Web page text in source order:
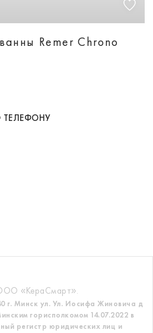
Remer Chrono
ТЕЛЕФОНУ
«КераСмарт».
г. Минск ул. Ул. Иосифа Жиновича д
горисполкомом 14.07.2022 в
регистр юридических лиц и